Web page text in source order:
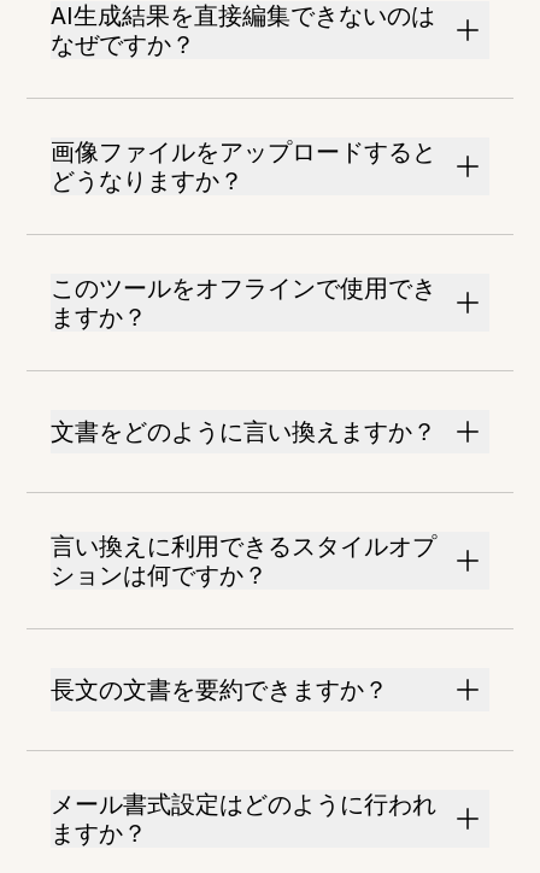
AI生成結果を直接編集できないのは
なぜですか？
画像ファイルをアップロードすると
どうなりますか？
このツールをオフラインで使用でき
ますか？
文書をどのように言い換えますか？
言い換えに利用できるスタイルオプ
ションは何ですか？
長文の文書を要約できますか？
メール書式設定はどのように行われ
ますか？